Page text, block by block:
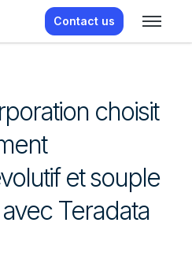
Contact us
choisit
et souple
Teradata